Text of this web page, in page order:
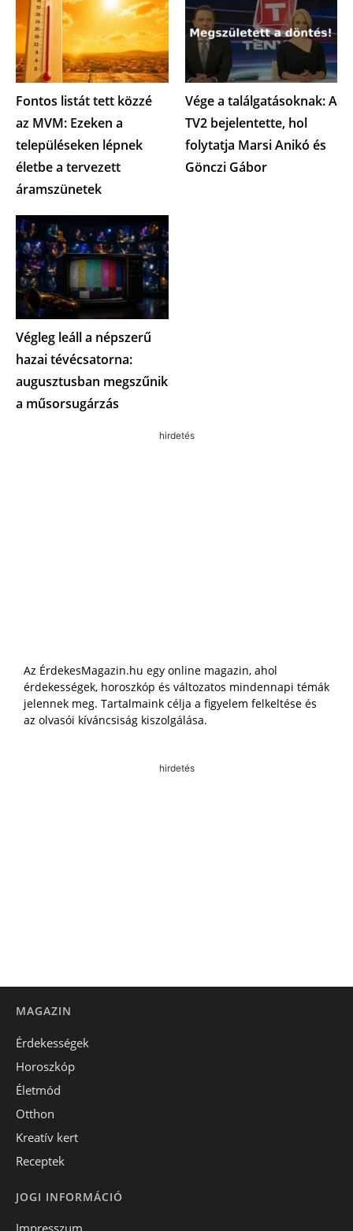
Fontos listát tett közzé
az MVM: Ezeken a
településeken lépnek
életbe a tervezett
áramszünetek
Vége a találgatásoknak: A
TV2 bejelentette, hol
folytatja Marsi Anikó és
Gönczi Gábor
Végleg leáll a népszerű
hazai tévécsatorna:
augusztusban megszűnik
a műsorsugárzás
hirdetés
Az ÉrdekesMagazin.hu egy online magazin, ahol
érdekességek, horoszkóp és változatos mindennapi témák
jelennek meg. Tartalmaink célja a figyelem felkeltése és
az olvasói kíváncsiság kiszolgálása.
hirdetés
MAGAZIN
Érdekességek
Horoszkóp
Életmód
Otthon
Kreatív kert
Receptek
JOGI INFORMÁCIÓ